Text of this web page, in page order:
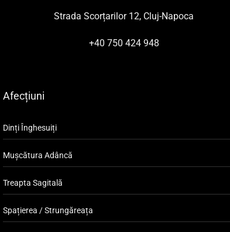
Strada Scorțarilor 12, Cluj-Napoca
+40 750 424 948
Afecțiuni
Dinți Înghesuiți
Mușcătura Adâncă
Treapta Sagitală
Spațierea / Strungăreața